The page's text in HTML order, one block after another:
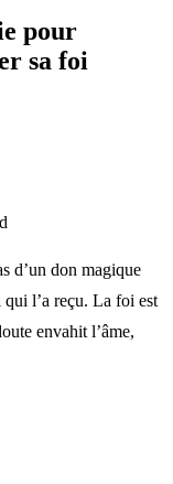
pour
sa foi
d’un don magique
l’a reçu. La foi est
envahit l’âme,